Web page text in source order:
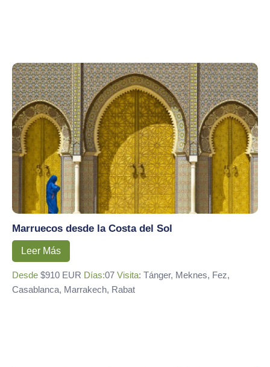
Marruecos desde la Costa del Sol
Leer Más
Desde $910 EUR Días:07 Visita: Tánger, Meknes, Fez,
Casablanca, Marrakech, Rabat